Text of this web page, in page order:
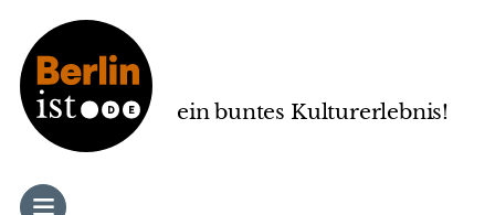
ein buntes Kulturerlebnis!